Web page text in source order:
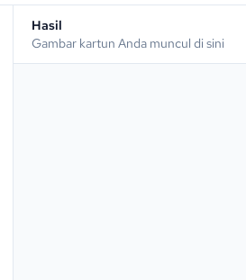
dan detail ekspresif.
Hasil
Gambar kartun Anda muncul di sini